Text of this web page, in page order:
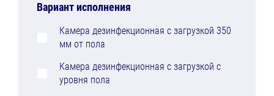
Вариант исполнения
Камера дезинфекционная с загрузкой 350
мм от пола
Камера дезинфекционная с загрузкой с
уровня пола